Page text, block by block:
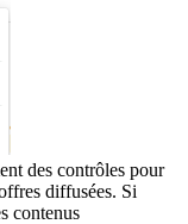
des contrôles pour
diffusées. Si
contenus